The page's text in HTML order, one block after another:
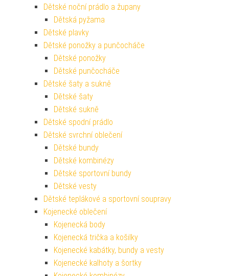
Dětské noční prádlo a župany
Dětská pyžama
Dětské plavky
Dětské ponožky a punčocháče
Dětské ponožky
Dětské punčocháče
Dětské šaty a sukně
Dětské šaty
Dětské sukně
Dětské spodní prádlo
Dětské svrchní oblečení
Dětské bundy
Dětské kombinézy
Dětské sportovní bundy
Dětské vesty
Dětské teplákové a sportovní soupravy
Kojenecké oblečení
Kojenecká body
Kojenecká trička a košilky
Kojenecké kabátky, bundy a vesty
Kojenecké kalhoty a šortky